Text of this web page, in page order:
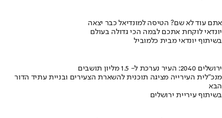
אתם עוד לא שם? הטיסה למונדיאל כבר יצאה
יונדאי לוקחת אתכם לבמה הכי גדולה בעולם
בשיתוף יונדאי מבית כלמוביל
ירושלים 2040: העיר נערכת ל- 1.5 מליון תושבים
מנכ"לית העירייה מציגה תוכנית להשארת הצעירים ובניית עתיד הדור
הבא
בשיתוף עיריית ירושלים